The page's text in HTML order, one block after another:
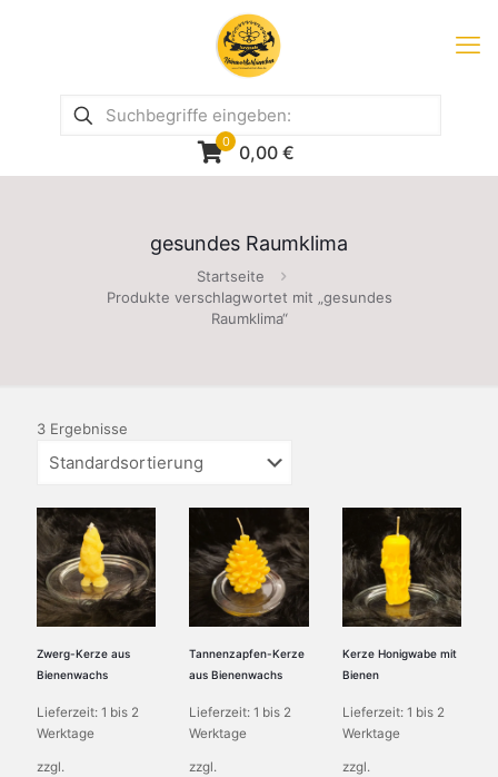
0 0,00 €
gesundes Raumklima
Startseite
Produkte verschlagwortet mit „gesundes
Raumklima“
3 Ergebnisse
Zwerg-Kerze aus
Bienenwachs
Lieferzeit: 1 bis 2
Werktage
zzgl.
Tannenzapfen-Kerze
aus Bienenwachs
Lieferzeit:1 bis 2
Werktage
zzgl.
Kerze Honigwabe mit
Bienen
Lieferzeit: 1 bis 2
Werktage
zzgl.